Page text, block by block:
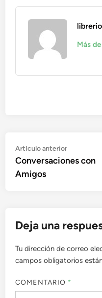
librerio
Más
Navegación
de
entradas
Artículo anteriorArtículo
anterior:
Conversaciones con
Amigos
Deja una
Tu dirección de correo
campos obligatorios
COMENTARIO *